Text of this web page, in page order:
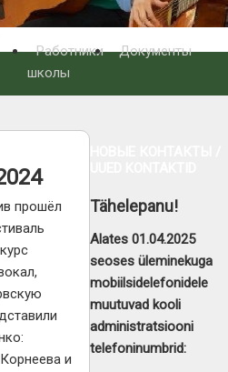
Работники
школы
Документы
прошёл
и
Tähelepanu!
Alates 01.04.2025
seoses üleminekuga
mobiilsidelefonidele
muutuvad kooli
administratsiooni
telefoninumbrid: